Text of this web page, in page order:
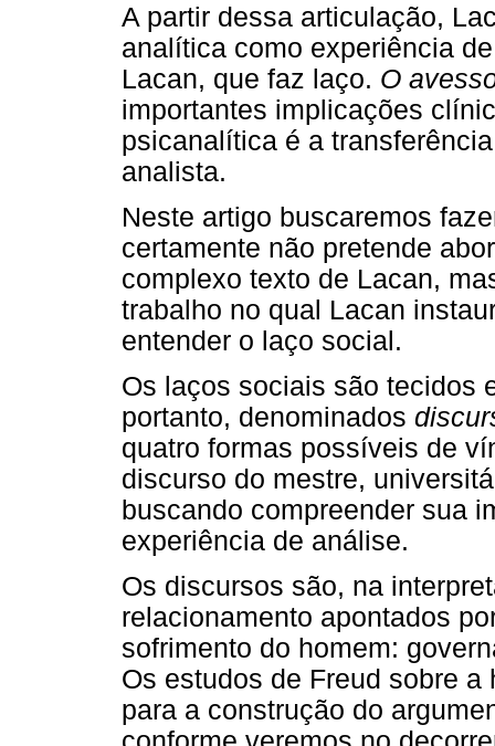
A partir dessa articulação,
analítica como experiência
Lacan, que faz laço. O
importantes implicações
psicanalítica é a
analista.
Neste artigo buscaremos
certamente não pretende
complexo texto de Lacan,
trabalho no qual Lacan
entender o laço social.
Os laços sociais são tecidos
portanto, denominados
quatro formas possíveis de
discurso do mestre,
buscando compreender sua
experiência de análise.
Os discursos são, na
relacionamento apontados
sofrimento do homem:
Os estudos de Freud sobre
para a construção do